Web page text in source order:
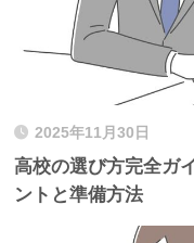
2025年11月30日
高校の選び方完全ガ
ントと準備方法